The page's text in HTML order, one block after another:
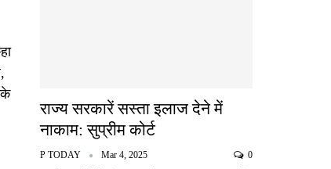
के
राज्य सरकारें सस्ता इलाज देने में
नाकाम: सुप्रीम कोर्ट
P TODAY Mar 4, 2025 0